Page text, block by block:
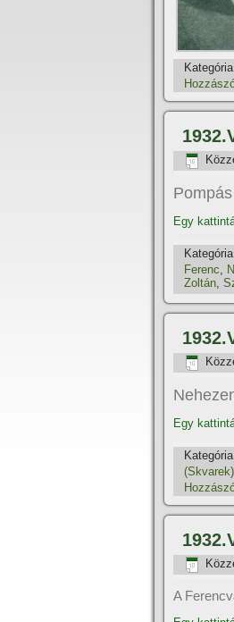
Egy
Ferenc,
Zoltán,
Egy
A